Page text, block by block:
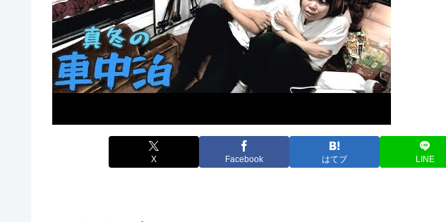
X Facebook はてブ LINE